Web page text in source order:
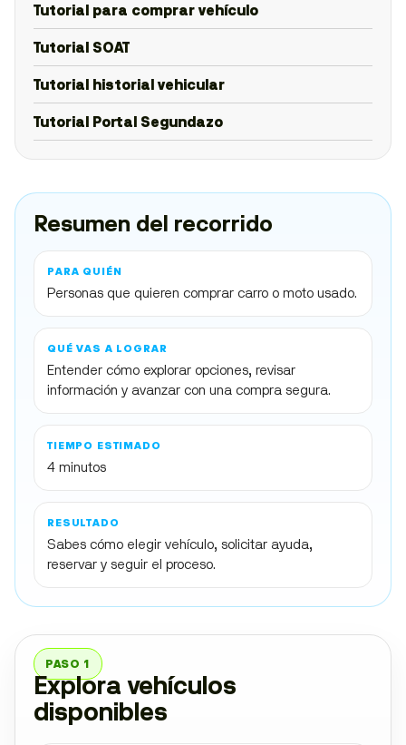
Resumen del recorrido
PARA QUIÉN
Personas que quieren comprar carro o moto usado.
QUÉ VAS A LOGRAR
Entender cómo explorar opciones, revisar
información y avanzar con una compra segura.
TIEMPO ESTIMADO
4 minutos
RESULTADO
Sabes cómo elegir vehículo, solicitar ayuda,
reservar y seguir el proceso.
PASO 1
Explora vehículos
disponibles
Tutorial para comprar vehículo
Tutorial SOAT
Tutorial historial vehicular
Tutorial Portal Segundazo